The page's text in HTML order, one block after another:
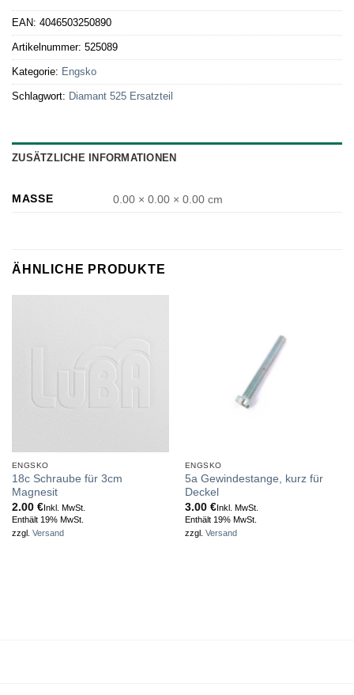
EAN: 4046503250890
Artikelnummer: 525089
Kategorie: Engsko
Schlagwort: Diamant 525 Ersatzteil
ZUSÄTZLICHE INFORMATIONEN
MASSE 0.00 × 0.00 × 0.00 cm
ÄHNLICHE PRODUKTE
ENGSKO
18c Schraube für 3cm
Magnesit
2.00 €Inkl. MwSt.
Enthält 19% MwSt.
zzgl. Versand
ENGSKO
5a Gewindestange, kurz für
Deckel
3.00 €Inkl. MwSt.
Enthält 19% MwSt.
zzgl. Versand